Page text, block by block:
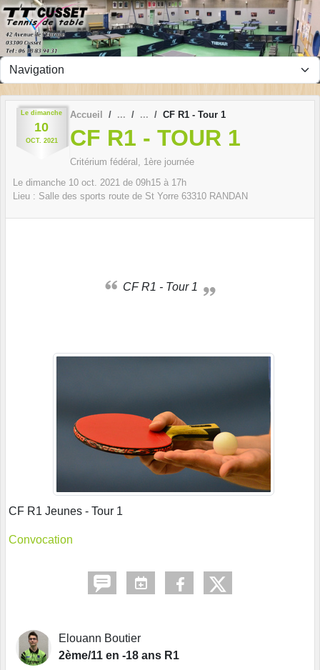
Le dimanche
10
OCT. 2021
Accueil CF R1 - Tour 1
CF R1 - TOUR 1
Critérium fédéral, 1ère journée
Le dimanche 10 oct. 2021 de 09h15 à 17h
Lieu : Salle des sports route de St Yorre 63310 RANDAN
CF R1 - Tour 1
CF R1 Jeunes - Tour 1
Convocation
Elouann Boutier
2ème/11 en -18 ans R1
Panneau de gestion des cookies